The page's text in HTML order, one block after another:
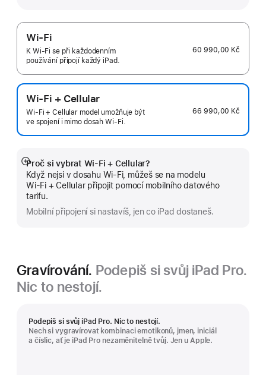
Wi-Fi
K Wi-Fi se při každodenním
používání připojí každý iPad.
60 990,00 Kč
Wi-Fi + Cellular
Wi‑Fi + Cellular model umožňuje být
ve spojení i mimo dosah Wi‑Fi.
66 990,00 Kč
Proč si vybrat Wi‑Fi + Cellular?
Když nejsi v dosahu Wi-Fi, můžeš se na modelu
Wi‑Fi + Cellular připojit pomocí mobilního datového
tarifu.
Mobilní připojení si nastavíš, jen co iPad dostaneš.
Zobrazit
více
Gravírování. Podepiš si svůj iPad Pro.
Nic to nestojí.
Podepiš si svůj iPad Pro. Nic to nestojí.
Nech si vygravírovat kombinaci emotikonů, jmen, iniciál
a číslic, ať je iPad Pro nezaměnitelně tvůj. Jen u Apple.